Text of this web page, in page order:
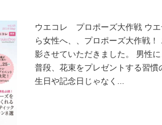
ウエコレ プロポーズ大作戦 ウ
ら女性へ、、プロポーズ大作戦
影させていただきました。 男性
普段、花束をプレゼントする習
生日や記念日じゃなく...